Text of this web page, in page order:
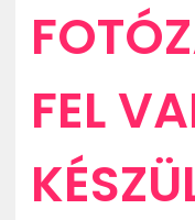
FEL